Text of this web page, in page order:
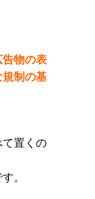
物の表
制の基
置くの
。